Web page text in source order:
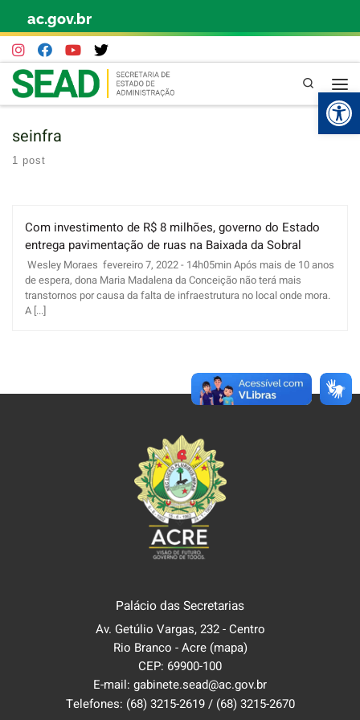
Skip to content
ac.gov.br
Pesquisa
seinfra
1 post
Com investimento de R$ 8 milhões, governo do Estado
entrega pavimentação de ruas na Baixada da Sobral
Wesley Moraes fevereiro 7, 2022 - 14h05min Após mais de 10 anos
de espera, dona Maria Madalena da Conceição não terá mais
transtornos por causa da falta de infraestrutura no local onde mora.
A [...]
Palácio das Secretarias
Av. Getúlio Vargas, 232 - Centro
Rio Branco - Acre (mapa)
CEP: 69900-100
E-mail: gabinete.sead@ac.gov.br
Telefones: (68) 3215-2619/ (68) 3215-2670